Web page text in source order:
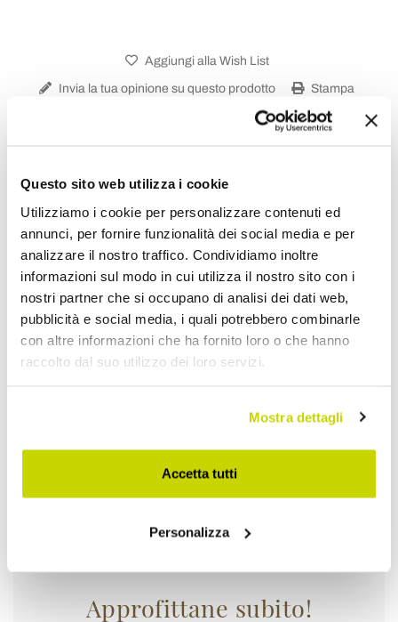
Questo sito web utilizza i cookie
Utilizziamo i cookie per personalizzare contenuti ed
annunci, per fornire funzionalità dei social media e per
analizzare il nostro traffico. Condividiamo inoltre
informazioni sul modo in cui utilizza il nostro sito con i
nostri partner che si occupano di analisi dei dati web,
pubblicità e social media, i quali potrebbero combinarle
con altre informazioni che ha fornito loro o che hanno
raccolto dal suo utilizzo dei loro servizi.
Mostra dettagli
Accetta tutti
Personalizza
Aggiungi alla Wish List
Invia la tua opinione su questo prodotto Stampa
Servizio Piatti
Approfittane subito!